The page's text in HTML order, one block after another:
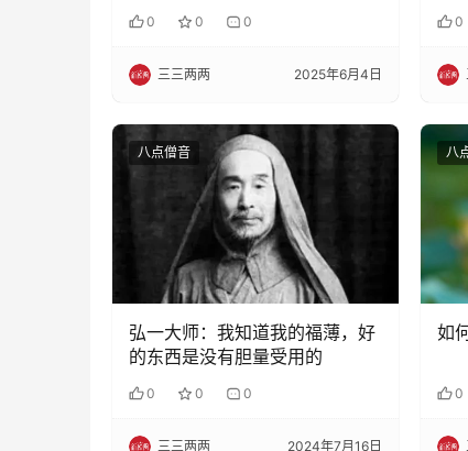
0 0 0
三三两两 2025年6月4日
0
八点僧音
弘一大师：我知道我的福薄，好
的东西是没有胆量受用的
0 0 0
三三两两 2024年7月16日
八
如
0